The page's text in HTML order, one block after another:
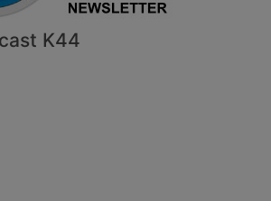
K44